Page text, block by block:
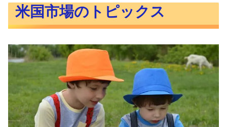
米国市場のトピックス